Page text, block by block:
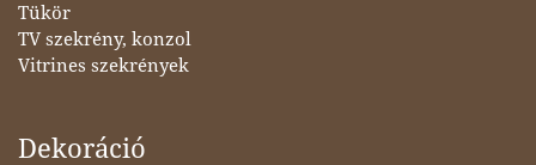
Tükör
TV szekrény, konzol
Vitrines szekrények
Dekoráció